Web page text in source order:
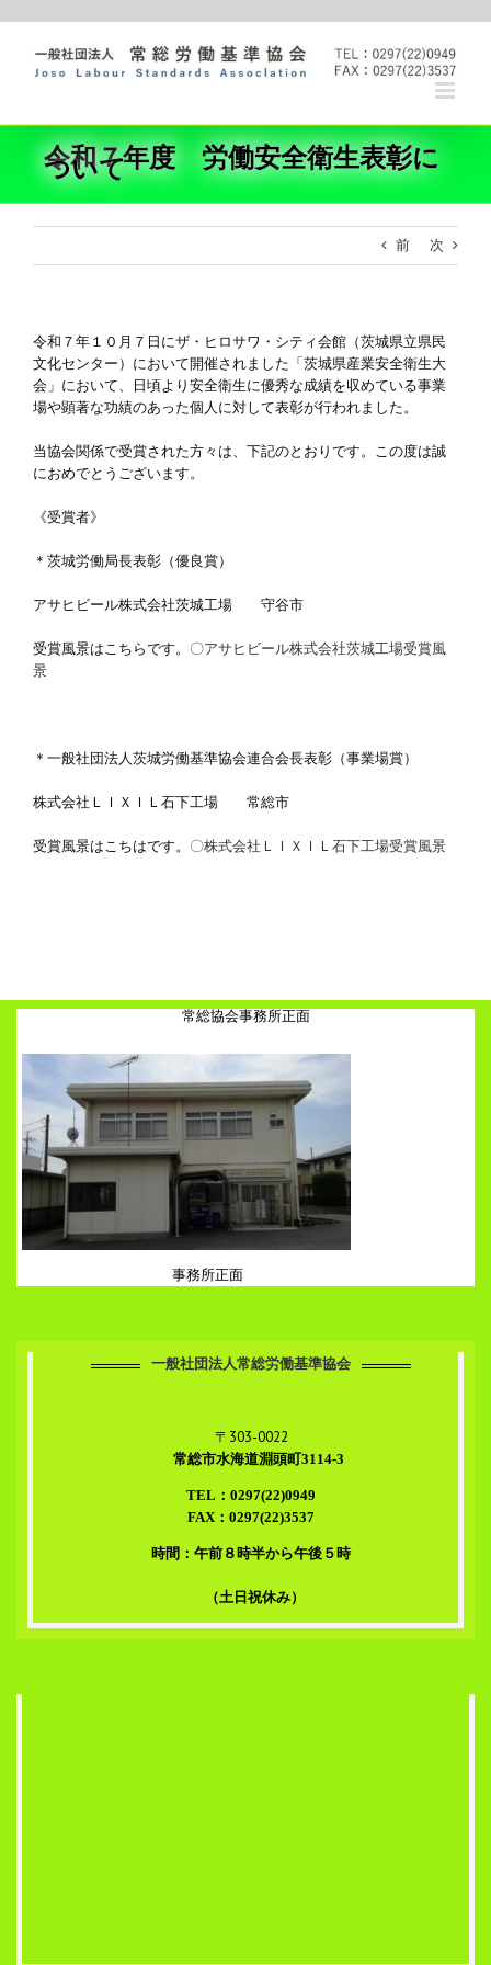
content
令和７年度 労働安全衛生表彰に
ついて
前 次
令和７年１０月７日にザ・ヒロサワ・シティ会館（茨城県立県民
文化センター）において開催されました「茨城県産業安全衛生大
会」において、日頃より安全衛生に優秀な成績を収めている事業
場や顕著な功績のあった個人に対して表彰が行われました。
当協会関係で受賞された方々は、下記のとおりです。この度は誠
におめでとうございます。
《受賞者》
＊茨城労働局長表彰（優良賞）
アサヒビール株式会社茨城工場 守谷市
受賞風景はこちらです。 〇アサヒビール株式会社茨城工場受賞風
景
＊一般社団法人茨城労働基準協会連合会長表彰（事業場賞）
株式会社ＬＩＸＩＬ石下工場 常総市
受賞風景はこちはです。 〇株式会社ＬＩＸＩＬ石下工場受賞風景
常総協会事務所正面
事務所正面
一般社団法人常総労働基準協会
〒303-0022
常総市水海道淵頭町3114-3
TEL：0297(22)0949
FAX：0297(22)3537
時間：午前８時半から午後５時
（土日祝休み）